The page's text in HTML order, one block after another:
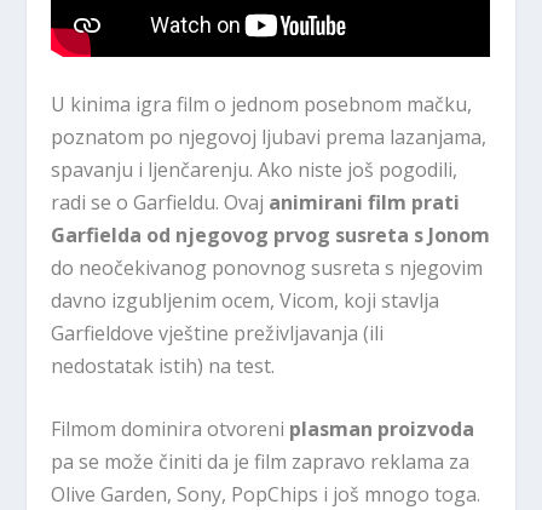
U kinima igra film o jednom posebnom mačku,
poznatom po njegovoj ljubavi prema lazanjama,
spavanju i ljenčarenju. Ako niste još pogodili,
radi se o Garfieldu. Ovaj animirani film prati
Garfielda od njegovog prvog susreta s Jonom
do neočekivanog ponovnog susreta s njegovim
davno izgubljenim ocem, Vicom, koji stavlja
Garfieldove vještine preživljavanja (ili
nedostatak istih) na test.
Filmom dominira otvoreni plasman proizvoda
pa se može činiti da je film zapravo reklama za
Olive Garden, Sony, PopChips i još mnogo toga.